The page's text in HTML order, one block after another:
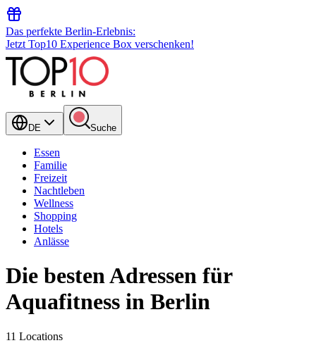
Das perfekte Berlin-Erlebnis:
Jetzt Top10 Experience Box verschenken!
DE Suche
Essen
Familie
Freizeit
Nachtleben
Wellness
Shopping
Hotels
Anlässe
Die besten Adressen für
Aquafitness in Berlin
11 Locations